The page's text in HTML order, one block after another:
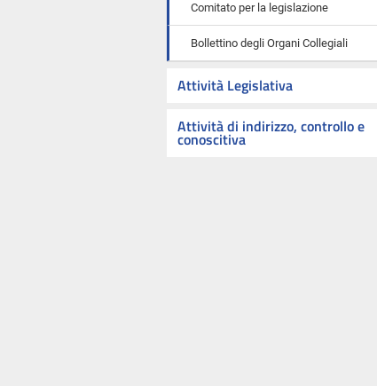
Comitato per la legislazione
Bollettino degli Organi Collegiali
Attività Legislativa
Attività di indirizzo, controllo e
conoscitiva